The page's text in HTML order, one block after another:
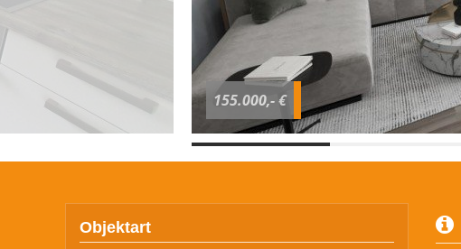
155.000,- €
Objektart